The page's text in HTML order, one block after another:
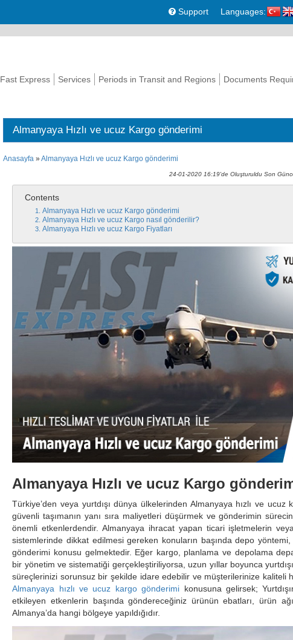
Support Languages:
Fast Express Services Periods in Transit and Regions Documents
Almanyaya Hızlı ve ucuz Kargo gönderimi
Anasayfa »Almanyaya Hızlı ve ucuz Kargo gönderimi
24-01-2020 16:19'de Oluşturuldu Son
Contents
Almanyaya Hızlı ve ucuz Kargo gönderimi
Almanyaya Hızlı ve ucuz Kargo nasıl gönderilir?
Almanyaya Hızlı ve ucuz Kargo Fiyatları
Almanyaya Hızlı ve ucuz Kargo
Türkiye’den veya yurtdışı dünya ülkelerinden Almanyaya hızlı ve ucuz
güvenli taşımanın yanı sıra maliyetleri düşürmek ve gönderimin
önemli etkenlerdendir. Almanyaya ihracat yapan ticari işletmelerin
sistemlerinde dikkat edilmesi gereken konuların başında depo
gönderimi konusu gelmektedir. Eğer kargo, planlama ve depolama
bir yönetim ve sistematiği gerçekleştiriliyorsa, uzun yıllar boyunca
süreçlerinizi sorunsuz bir şekilde idare edebilir ve müşterilerinize kaliteli
Almanyaya hızlı ve ucuz kargo gönderimi konusuna gelirsek;
etkileyen etkenlerin başında göndereceğiniz ürünün ebatları, ürün
Almanya’da hangi bölgeye yapıldığıdır.